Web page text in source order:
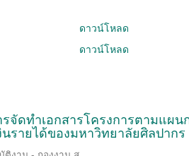
ดาวน์โหลด
ดาวน์โหลด
จัดทำเอกสารโครงการตามแผน
รายได้ของมหาวิทยาลัยศิลปากร